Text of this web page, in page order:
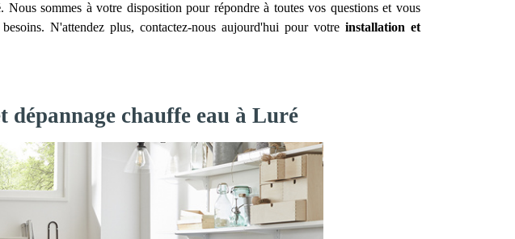
. Nous sommes à votre disposition pour répondre à toutes vos questions et vous
N'attendez plus, contactez-nous aujourd'hui pour votre installation et
chauffe eau à Luré